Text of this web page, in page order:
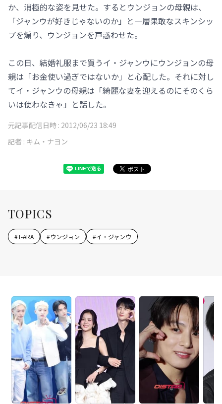
か、消極的な姿を見せた。するとウンジョンの母親は、
「ジャンウが好きじゃないのか」と一層果敢なスキンシッ
プを煽り、ウンジョンを戸惑わせた。
この日、結婚礼服まで買うイ・ジャンウにウンジョンの母
親は「お金使い過ぎではないか」と心配した。それに対し
てイ・ジャンウの母親は「綺麗な妻を迎えるのにそのくら
いは使わなきゃ」と話した。
元記事配信日時 : 2012/06/23 18:49
記者 : キム・ナヨン
TOPICS
#T-ARA #ウンジョン #イ・ジャンウ